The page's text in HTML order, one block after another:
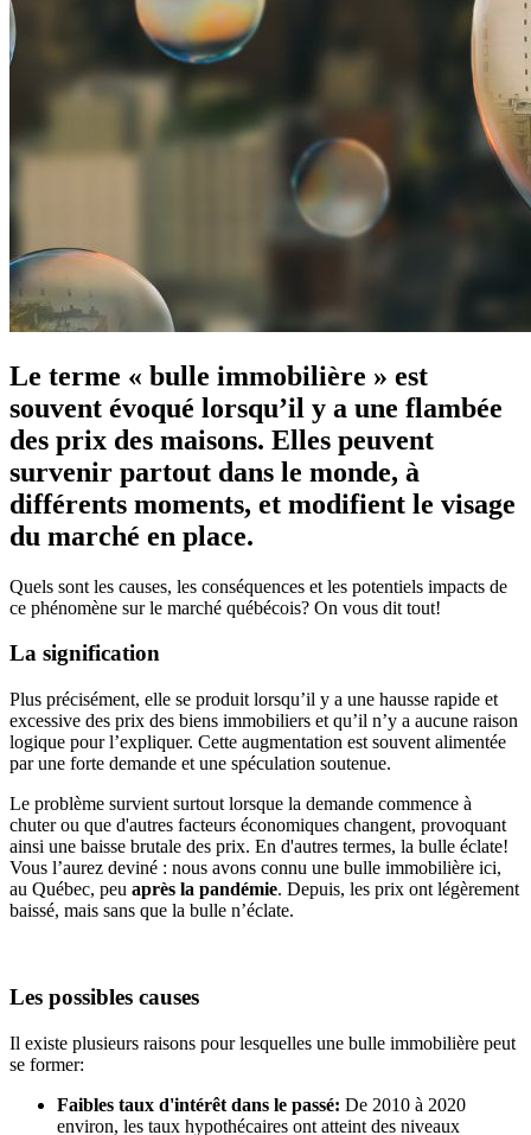
Le terme « bulle immobilière » est
souvent évoqué lorsqu’il y a une flambée
des prix des maisons. Elles peuvent
survenir partout dans le monde, à
différents moments, et modifient le visage
du marché en place.
Quels sont les causes, les conséquences et les potentiels impacts de
ce phénomène sur le marché québécois? On vous dit tout!
La signification
Plus précisément, elle se produit lorsqu’il y a une hausse rapide et
excessive des prix des biens immobiliers et qu’il n’y a aucune raison
logique pour l’expliquer. Cette augmentation est souvent alimentée
par une forte demande et une spéculation soutenue.
Le problème survient surtout lorsque la demande commence à
chuter ou que d'autres facteurs économiques changent, provoquant
ainsi une baisse brutale des prix. En d'autres termes, la bulle éclate!
Vous l’aurez deviné : nous avons connu une bulle immobilière ici,
au Québec, peu après la pandémie. Depuis, les prix ont légèrement
baissé, mais sans que la bulle n’éclate.
Les possibles causes
Il existe plusieurs raisons pour lesquelles une bulle immobilière peut
se former:
Faibles taux d'intérêt dans le passé: De 2010 à 2020
environ, les taux hypothécaires ont atteint des niveaux